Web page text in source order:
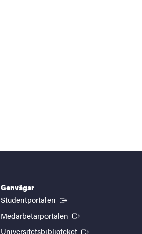
Genvägar
Studentportalen (Extern länk)
Medarbetarportalen (Extern länk)
Universitetsbiblioteket (Extern länk)